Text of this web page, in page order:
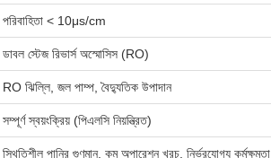
পরিবাহিতা < 10μs/cm
ডাবল স্টেজ রিভার্স অস্মোসিস (RO)
RO ঝিল্লি, জল পাম্প, বৈদ্যুতিক উপাদান
সম্পূর্ণ স্বয়ংক্রিয় (পিএলসি নিয়ন্ত্রিত)
স্থিতিশীল পানির গুণমান, কম অপারেশন খরচ, নির্ভরযোগ্য কর্মক্ষমতা